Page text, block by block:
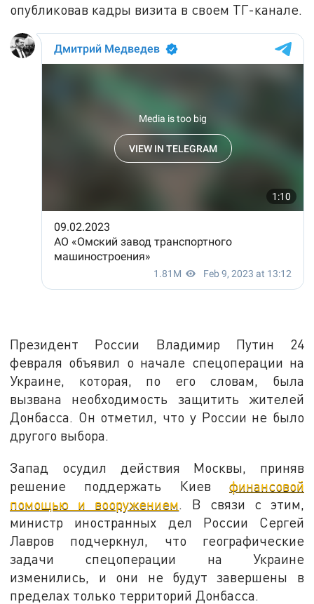
опубликовав кадры визита в своем ТГ-канале.
Президент России Владимир Путин 24
февраля объявил о начале спецоперации на
Украине, которая, по его словам, была
вызвана необходимость защитить жителей
Донбасса. Он отметил, что у России не было
другого выбора.
Запад осудил действия Москвы, приняв
решение поддержать Киев финансовой
помощью и вооружением . В связи с этим,
министр иностранных дел России Сергей
Лавров подчеркнул, что географические
задачи спецоперации на Украине
изменились, и они не будут завершены в
пределах только территорий Донбасса.